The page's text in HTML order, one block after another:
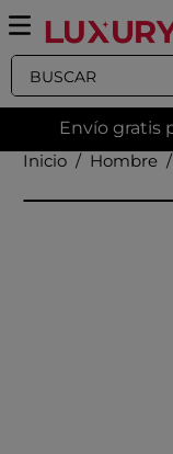
Buscar
Envío gratis
Hombre